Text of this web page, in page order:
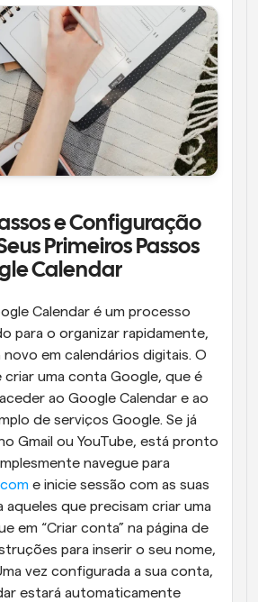
e Configuração
Primeiros Passos
Calendar
Calendar é um processo
para o organizar rapidamente,
em calendários digitais. O
criar uma conta Google, que é
ao Google Calendar e ao
de serviços Google. Se já
Gmail ou YouTube, está pronto
e inicie sessão com as suas
aqueles que precisam criar uma
em “Criar conta” na página de
para inserir o seu nome,
vez configurada a sua conta,
estará automaticamente